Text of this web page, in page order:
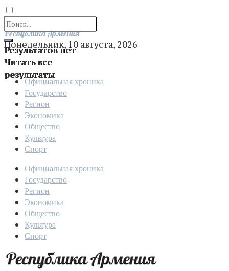
Результатов нет
Читать все
результаты
Отправить
Республика Армения
Понедельник, 10 августа, 2026
Официальная хроника
Государство
Регион
Экономика
Общество
Культура
Спорт
Официальная хроника
Государство
Регион
Экономика
Общество
Культура
Спорт